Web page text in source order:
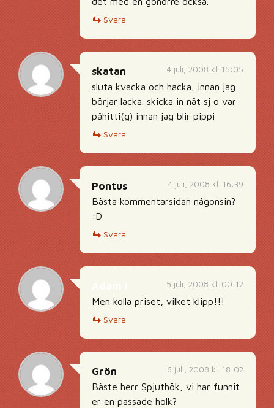
Svara
4 juli, 2008 kl. 15:05
skatan
sluta kvacka och hacka, innan jag
börjar lacka. skicka in nåt sj o var
påhitti(g) innan jag blir pippi
Svara
4 juli, 2008 kl. 16:39
Pontus
Bästa kommentarsidan någonsin?
:D
Svara
5 juli, 2008 kl. 00:12
Men kolla priset, vilket klipp!!!
Svara
6 juli, 2008 kl. 18:02
Grön
Bäste herr Spjuthök, vi har funnit
er en passade holk?